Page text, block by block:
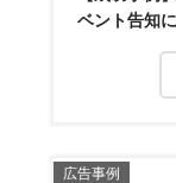
ベント告知
広告事例